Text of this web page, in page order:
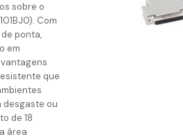
sobre o
Com
ponta,
em
vantagens
que
desgaste ou
de 18
área